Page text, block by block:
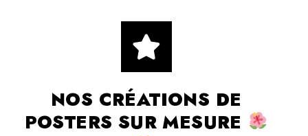
NOS CRÉATIONS DE
POSTERS SUR MESURE